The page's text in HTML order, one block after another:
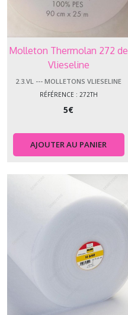
Molleton Thermolan 272 de
Vlieseline
2.3.VL --- MOLLETONS VLIESELINE
RÉFÉRENCE : 272TH
5€
AJOUTER AU PANIER